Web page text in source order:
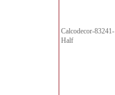
Calcodecor-83241-
Half